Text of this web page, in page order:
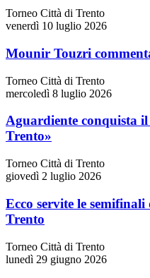
Torneo Città di Trento
venerdì 10 luglio 2026
Mounir Touzri
Torneo Città di Trento
mercoledì 8 luglio 2026
Aguardiente conquista
Trento»
Torneo Città di Trento
giovedì 2 luglio 2026
Ecco servite le
Trento
Torneo Città di Trento
lunedì 29 giugno 2026